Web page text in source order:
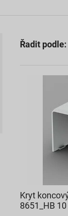
Řadit podle:
Kryt
8651_HB